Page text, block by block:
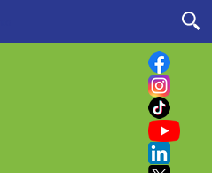
nuestro sitio